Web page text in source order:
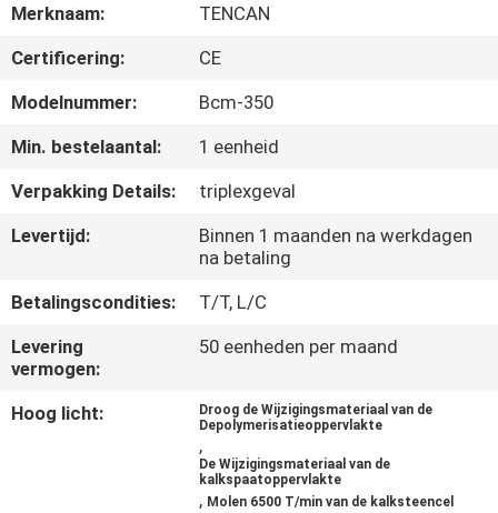
KWALITEITSCONTROLE
ONS
NIEUWS
VERZOEK
OM EEN
CITAAT
Merknaam:
TENCAN
Certificering:
CE
Modelnummer:
Bcm-350
Min. bestelaantal:
1 eenheid
Verpakking Details:
triplexgeval
Levertijd:
Binnen 1 maanden na werkdagen
na betaling
Betalingscondities:
T/T, L/C
Levering
vermogen:
50 eenheden per maand
Hoog licht:
Droog de Wijzigingsmateriaal van de
Depolymerisatieoppervlakte
,
De Wijzigingsmateriaal van de
kalkspaatoppervlakte
, Molen 6500 T/min van de kalksteencel